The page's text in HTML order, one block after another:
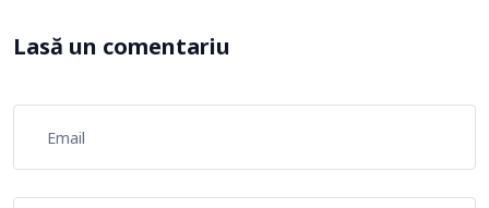
Lasă un comentariu